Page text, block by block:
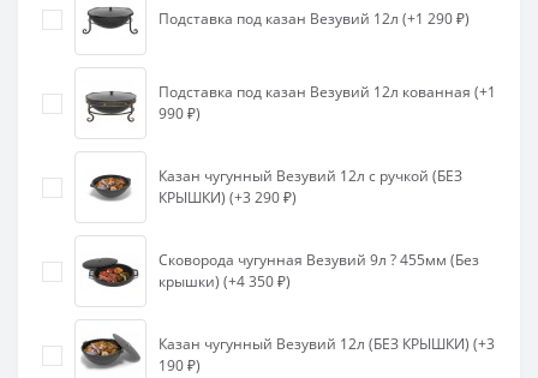
Подставка под казан Везувий 12л (+1 290 ₽)
Подставка под казан Везувий 12л кованная (+1
990 ₽)
Казан чугунный Везувий 12л с ручкой (БЕЗ
КРЫШКИ) (+3 290 ₽)
Сковорода чугунная Везувий 9л ? 455мм (Без
крышки) (+4 350 ₽)
Казан чугунный Везувий 12л (БЕЗ КРЫШКИ) (+3
190 ₽)